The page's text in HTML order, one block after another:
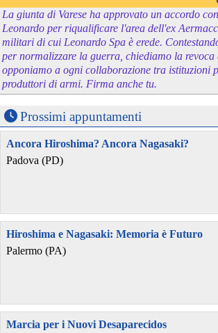
La giunta di Varese ha approvato un accordo
Leonardo per riqualificare l'area dell'ex
militari di cui Leonardo Spa è erede.
per normalizzare la guerra, chiediamo la
opponiamo a ogni collaborazione tra istituzioni
produttori di armi. Firma anche tu.
Prossimi appuntamenti
Ancora Hiroshima? Ancora Nagasaki?
Padova (PD)
Hiroshima e Nagasaki: Memoria è Futuro
Palermo (PA)
Marcia per i Nuovi Desaparecidos